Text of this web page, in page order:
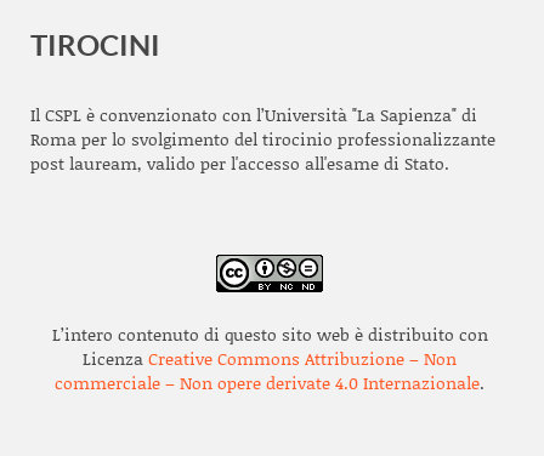
TIROCINI
Il CSPL è convenzionato con l’Università "La Sapienza" di
Roma per lo svolgimento del tirocinio professionalizzante
post lauream, valido per l'accesso all'esame di Stato.
L’intero contenuto di questo sito web è distribuito con
LicenzaCreative Commons Attribuzione – Non
commerciale – Non opere derivate 4.0 Internazionale.